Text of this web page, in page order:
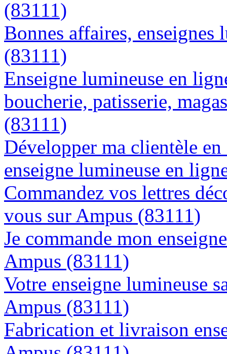
(83111)
Bonnes affaires, enseignes
(83111)
Enseigne lumineuse en
boucherie, patisserie,
(83111)
Développer ma clientèle
enseigne lumineuse en
Commandez vos lettres
vous sur Ampus (83111)
Je commande mon
Ampus (83111)
Votre enseigne lumineuse
Ampus (83111)
Fabrication et livraison